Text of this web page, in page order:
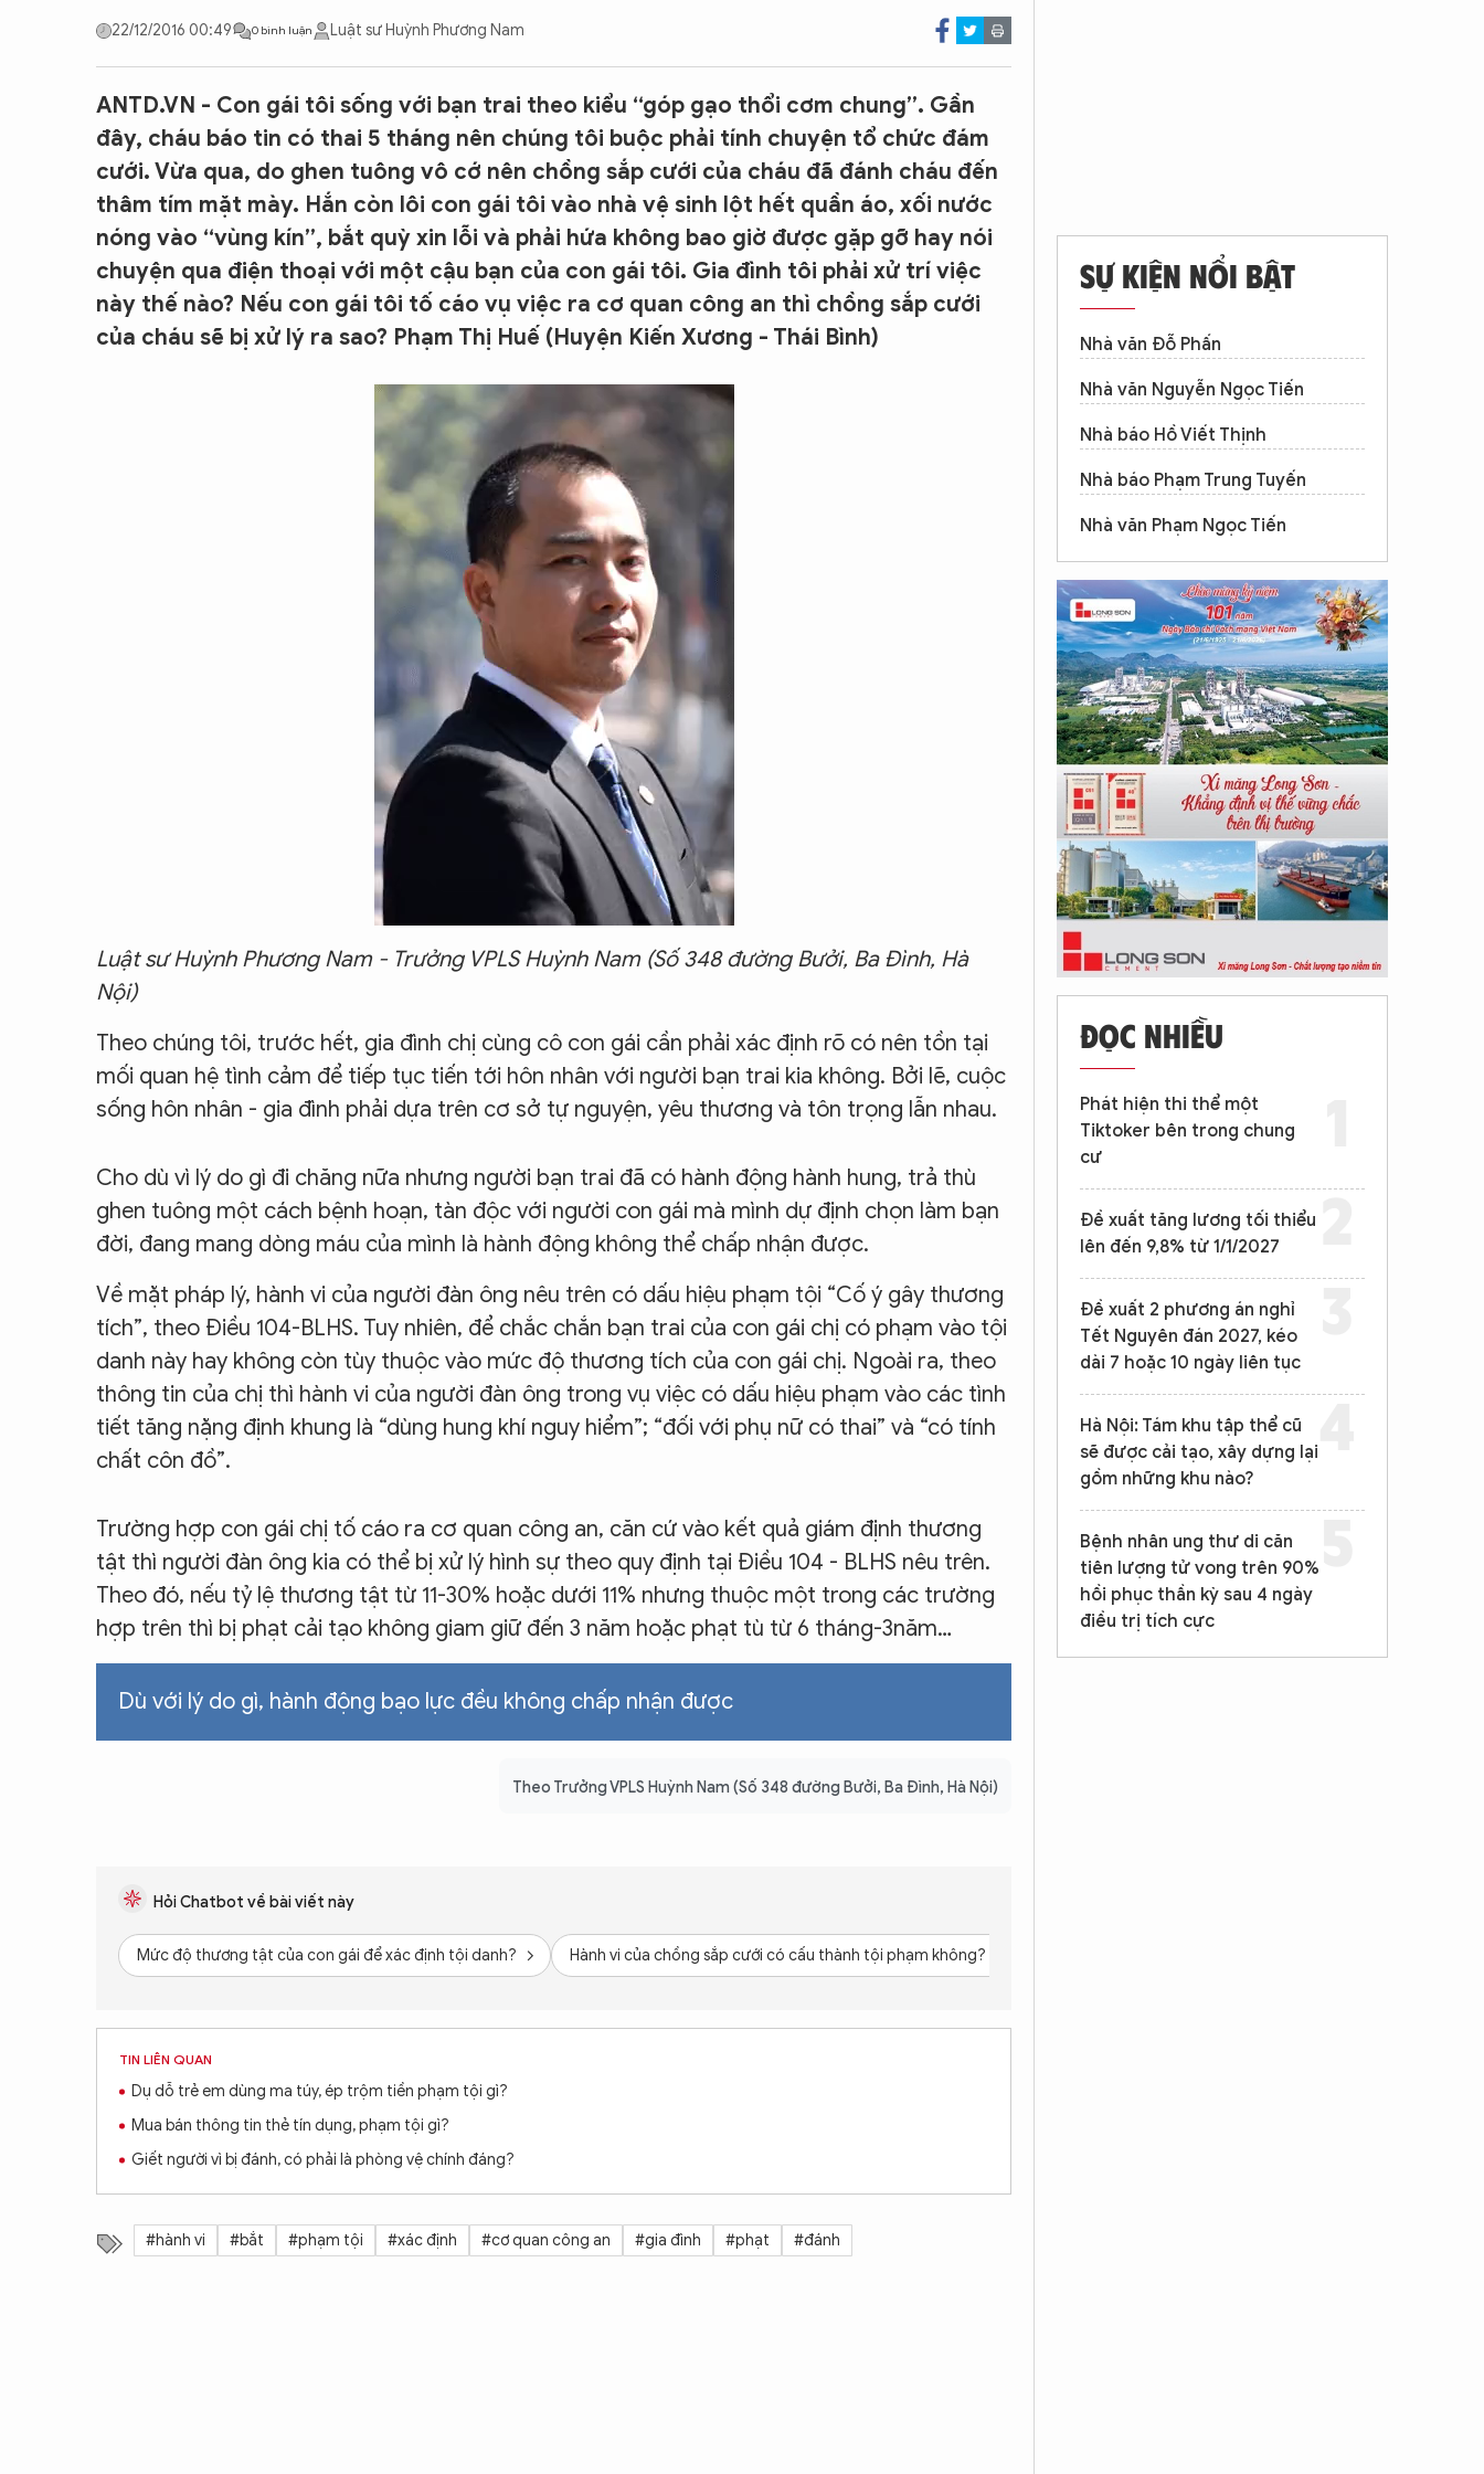
CON ĐƯỜNG KHỞI NGHIỆP
22/12/2016 00:49 0 bình luận Luật sư Huỳnh Phương Nam
ANTD.VN - Con gái tôi sống với bạn trai theo kiểu “góp gạo thổi cơm chung”. Gần
đây, cháu báo tin có thai 5 tháng nên chúng tôi buộc phải tính chuyện tổ chức đám
cưới. Vừa qua, do ghen tuông vô cớ nên chồng sắp cưới của cháu đã đánh cháu đến
thâm tím mặt mày. Hắn còn lôi con gái tôi vào nhà vệ sinh lột hết quần áo, xối nước
nóng vào “vùng kín”, bắt quỳ xin lỗi và phải hứa không bao giờ được gặp gỡ hay nói
chuyện qua điện thoại với một cậu bạn của con gái tôi. Gia đình tôi phải xử trí việc
này thế nào? Nếu con gái tôi tố cáo vụ việc ra cơ quan công an thì chồng sắp cưới
của cháu sẽ bị xử lý ra sao? Phạm Thị Huế (Huyện Kiến Xương - Thái Bình)
Luật sư Huỳnh Phương Nam - Trưởng VPLS Huỳnh Nam (Số 348 đường Bưởi, Ba Đình, Hà
Nội)
Theo chúng tôi, trước hết, gia đình chị cùng cô con gái cần phải xác định rõ có nên tồn tại
mối quan hệ tình cảm để tiếp tục tiến tới hôn nhân với người bạn trai kia không. Bởi lẽ, cuộc
sống hôn nhân - gia đình phải dựa trên cơ sở tự nguyện, yêu thương và tôn trọng lẫn nhau.
Cho dù vì lý do gì đi chăng nữa nhưng người bạn trai đã có hành động hành hung, trả thù
ghen tuông một cách bệnh hoạn, tàn độc với người con gái mà mình dự định chọn làm bạn
đời, đang mang dòng máu của mình là hành động không thể chấp nhận được.
Về mặt pháp lý, hành vi của người đàn ông nêu trên có dấu hiệu phạm tội “Cố ý gây thương
tích”, theo Điều 104-BLHS. Tuy nhiên, để chắc chắn bạn trai của con gái chị có phạm vào tội
danh này hay không còn tùy thuộc vào mức độ thương tích của con gái chị. Ngoài ra, theo
thông tin của chị thì hành vi của người đàn ông trong vụ việc có dấu hiệu phạm vào các tình
tiết tăng nặng định khung là “dùng hung khí nguy hiểm”; “đối với phụ nữ có thai” và “có tính
chất côn đồ”.
Trường hợp con gái chị tố cáo ra cơ quan công an, căn cứ vào kết quả giám định thương
tật thì người đàn ông kia có thể bị xử lý hình sự theo quy định tại Điều 104 - BLHS nêu trên.
Theo đó, nếu tỷ lệ thương tật từ 11-30% hoặc dưới 11% nhưng thuộc một trong các trường
hợp trên thì bị phạt cải tạo không giam giữ đến 3 năm hoặc phạt tù từ 6 tháng-3năm…
Dù với lý do gì, hành động bạo lực đều không chấp nhận được
Theo Trưởng VPLS Huỳnh Nam (Số 348 đường Bưởi, Ba Đình, Hà Nội)
Hỏi Chatbot về bài viết này
Mức độ thương tật của con gái để xác định tội danh? Hành vi của chồng sắp cưới có cấu thành tội phạm không?
TIN LIÊN QUAN
Dụ dỗ trẻ em dùng ma túy, ép trộm tiền phạm tội gì?
Mua bán thông tin thẻ tín dụng, phạm tội gì?
Giết người vì bị đánh, có phải là phòng vệ chính đáng?
#hành vi #bắt #phạm tội #xác định #cơ quan công an #gia đình #phạt #đánh
SỰ KIỆN NỔI BẬT
Nhà văn Đỗ Phấn
Nhà văn Nguyễn Ngọc Tiến
Nhà báo Hồ Viết Thịnh
Nhà báo Phạm Trung Tuyến
Nhà văn Phạm Ngọc Tiến
ĐỌC NHIỀU
Phát hiện thi thể một
Tiktoker bên trong chung
cư
Đề xuất tăng lương tối thiểu
lên đến 9,8% từ 1/1/2027
Đề xuất 2 phương án nghỉ
Tết Nguyên đán 2027, kéo
dài 7 hoặc 10 ngày liên tục
Hà Nội: Tám khu tập thể cũ
sẽ được cải tạo, xây dựng lại
gồm những khu nào?
Bệnh nhân ung thư di căn
tiên lượng tử vong trên 90%
hồi phục thần kỳ sau 4 ngày
điều trị tích cực